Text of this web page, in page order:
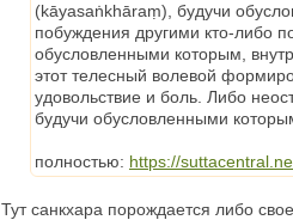
(kāyasaṅkhāraṃ), будучи
побуждения другими кто-либо
обусловленными которым,
этот телесный волевой
удовольствие и боль. Либо
будучи обусловленными
полностью: https://
Тут санкхара порождается либо